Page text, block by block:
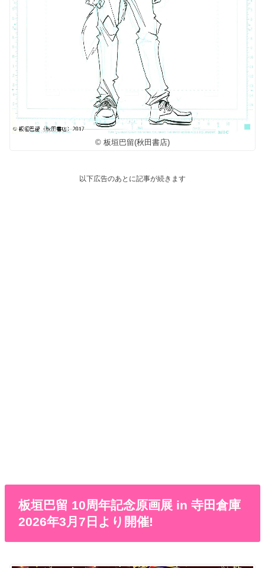
© 板垣巴留(秋田書店)
以下広告のあとに記事が続きます
板垣巴留 10周年記念原画展 in 寺田倉庫
2026年3月7日より開催!